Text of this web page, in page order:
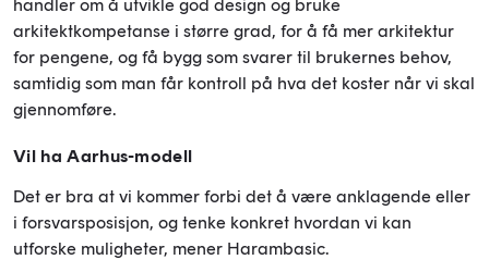
handler om å utvikle god design og bruke
arkitektkompetanse i større grad, for å få mer arkitektur
for pengene, og få bygg som svarer til brukernes behov,
samtidig som man får kontroll på hva det koster når vi skal
gjennomføre.
Vil ha Aarhus-modell
Det er bra at vi kommer forbi det å være anklagende eller
i forsvarsposisjon, og tenke konkret hvordan vi kan
utforske muligheter, mener Harambasic.